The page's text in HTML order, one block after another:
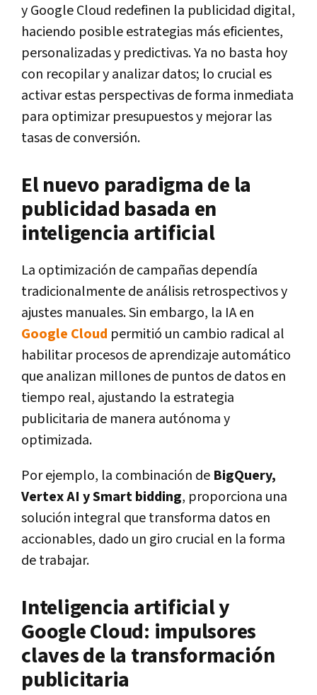
y Google Cloud redefinen la publicidad digital,
haciendo posible estrategias más eficientes,
personalizadas y predictivas. Ya no basta hoy
con recopilar y analizar datos; lo crucial es
activar estas perspectivas de forma inmediata
para optimizar presupuestos y mejorar las
tasas de conversión.
El nuevo paradigma de la
publicidad basada en
inteligencia artificial
La optimización de campañas dependía
tradicionalmente de análisis retrospectivos y
ajustes manuales. Sin embargo, la IA en
Google Cloud permitió un cambio radical al
habilitar procesos de aprendizaje automático
que analizan millones de puntos de datos en
tiempo real, ajustando la estrategia
publicitaria de manera autónoma y
optimizada.
Por ejemplo, la combinación de BigQuery,
Vertex AI y Smart bidding, proporciona una
solución integral que transforma datos en
accionables, dado un giro crucial en la forma
de trabajar.
Inteligencia artificial y
Google Cloud: impulsores
claves de la transformación
publicitaria